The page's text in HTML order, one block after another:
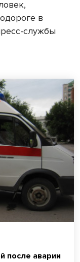
в
службы
после аварии